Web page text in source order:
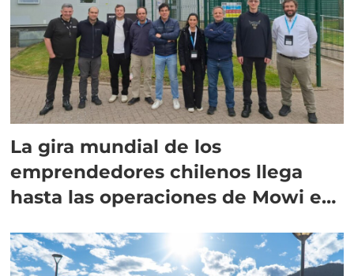
La gira mundial de los
emprendedores chilenos llega
hasta las operaciones de Mowi en